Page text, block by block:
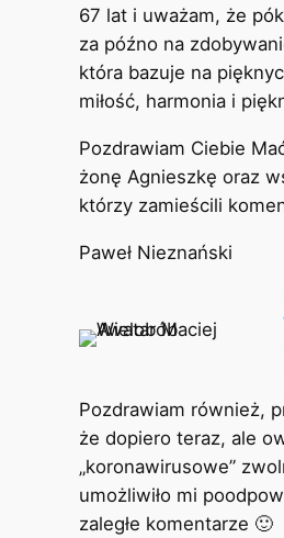
67 lat i uważam, że
za późno na
która bazuje na
miłość, harmonia i
Pozdrawiam Ciebie
żonę Agnieszkę oraz
którzy zamieścili
Paweł Nieznański
Pozdrawiam również,
że dopiero teraz, ale
„koronawirusowe”
umożliwiło mi
zaległe komentarze 🙂